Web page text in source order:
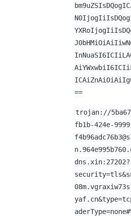
==
trojan://
fb1b-424e-
dns.xin:27202?